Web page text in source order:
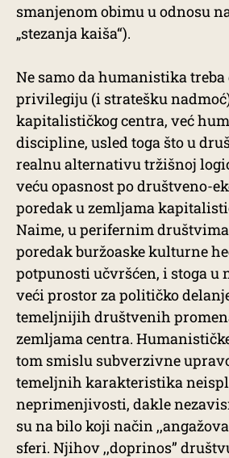
smanjenom obimu u odnosu
„stezanja kaiša“).
Ne samo da humanistika
privilegiju (i stratešku
kapitalističkog centra, već
discipline, usled toga što u
realnu alternativu tržišnoj
veću opasnost po društveno-
poredak u zemljama
Naime, u perifernim
poredak buržoaske kulturne
potpunosti učvršćen, i stoga u
veći prostor za političko
temeljnijih društvenih
zemljama centra.
tom smislu subverzivne
temeljnih karakteristika
neprimenjivosti, dakle
su na bilo koji način
sferi. Njihov ,,doprinos”